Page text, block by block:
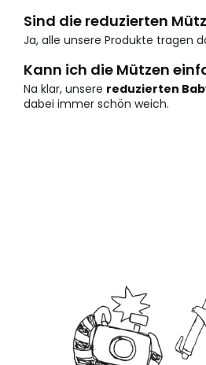
Sind die reduzierten
Ja, alle unsere Produkte tragen
Kann ich die Mützen
Na klar, unsere reduzierten
dabei immer schön weich.